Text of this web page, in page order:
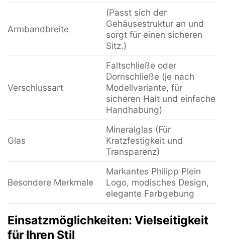
Armbandbreite
(Passt sich der
Gehäusestruktur an und
sorgt für einen sicheren
Sitz.)
Verschlussart
Faltschließe oder
Dornschließe (je nach
Modellvariante, für
sicheren Halt und einfache
Handhabung)
Glas
Mineralglas (Für
Kratzfestigkeit und
Transparenz)
Besondere Merkmale
Markantes Philipp Plein
Logo, modisches Design,
elegante Farbgebung
Einsatzmöglichkeiten: Vielseitigkeit
für Ihren Stil